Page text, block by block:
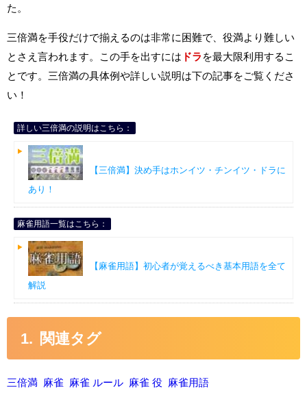
た。
三倍満を手役だけで揃えるのは非常に困難で、役満より難しい
とさえ言われます。この手を出すには ドラを最大限利用するこ
とです。三倍満の具体例や詳しい説明は下の記事をご覧くださ
い！
詳しい三倍満の説明はこちら：
【三倍満】決め手はホンイツ・チンイツ・ドラに
あり！
麻雀用語一覧はこちら：
【麻雀用語】初心者が覚えるべき基本用語を全て
解説
関連タグ
三倍満 麻雀 麻雀 ルール 麻雀 役 麻雀用語